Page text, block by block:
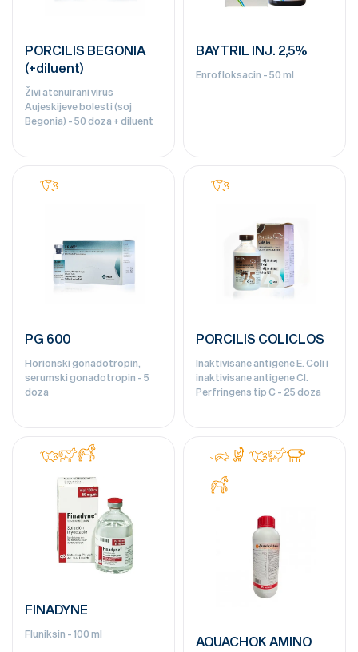
PORCILIS BEGONIA
(+diluent)
Živi atenuirani virus
Aujeskijeve bolesti (soj
Begonia) - 50 doza + diluent
BAYTRIL INJ. 2,5%
Enrofloksacin - 50 ml
PG 600
Horionski gonadotropin,
serumski gonadotropin - 5
doza
PORCILIS COLICLOS
Inaktivisane antigene E. Coli i
inaktivisane antigene Cl.
Perfringens tip C - 25 doza
FINADYNE
Fluniksin - 100 ml AQUACHOK AMINO